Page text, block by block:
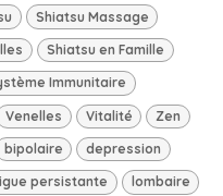
Shiatsu Massage
Shiatsu en Famille
Immunitaire
Venelles Vitalité Zen
bipolaire depression
persistante lombaire